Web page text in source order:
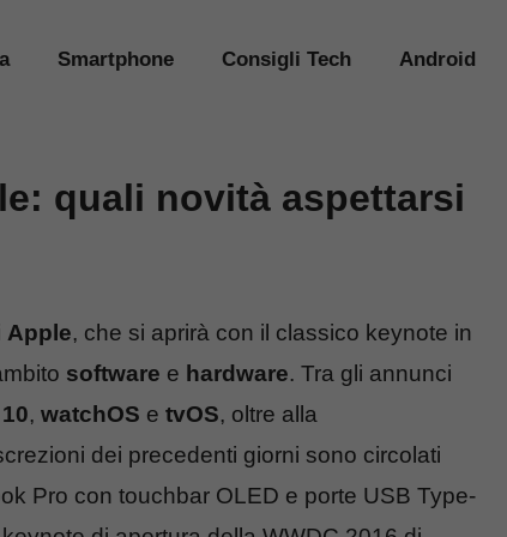
Smartphone Consigli Tech Android
quali novità aspettarsi
Apple, che si aprirà con il classico keynote in
software e hardware. Tra gli annunci
, watchOS e tvOS, oltre alla
dei precedenti giorni sono circolati
Pro con touchbar OLED e porte USB Type-